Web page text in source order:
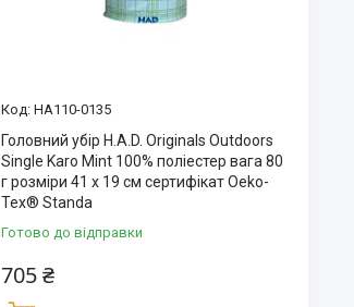
HA110-0135
Головний убір H.A.D. Originals Outdoors
Single Karo Mint 100% поліестер вага 80
г розміри 41 х 19 см сертифікат Oeko-
Tex® Standa
Готово до відправки
705 ₴